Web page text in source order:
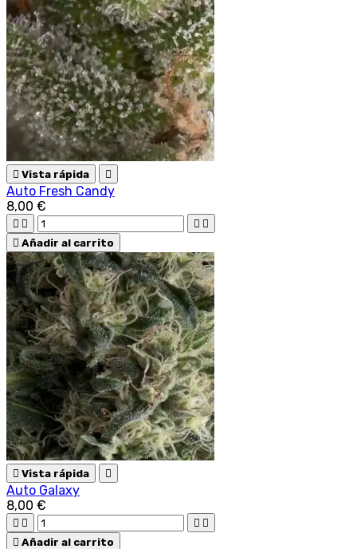
 Vista rápida 
Auto Fresh Candy
8,00 €
   
 Añadir al carrito
 Vista rápida 
Auto Galaxy
8,00 €
   
 Añadir al carrito